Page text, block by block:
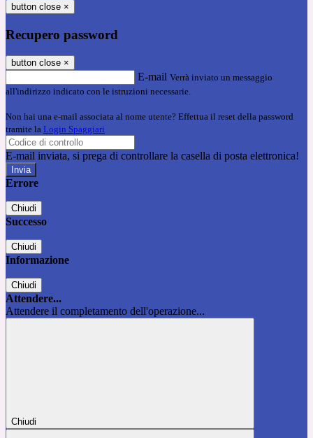
button close ×
Recupero password
button close ×
E-mail Verrà inviato un messaggio
all'indirizzo indicato con le istruzioni necessarie.
Non hai una e-mail associata al nome utente? Effettua il reset della password
tramite la Login Spaggiari
E-mail inviata, si prega di controllare la casella di posta elettronica!
Errore
Chiudi
Successo
Chiudi
Informazione
Chiudi
Attendere...
Attendere il completamento dell'operazione...
Chiudi